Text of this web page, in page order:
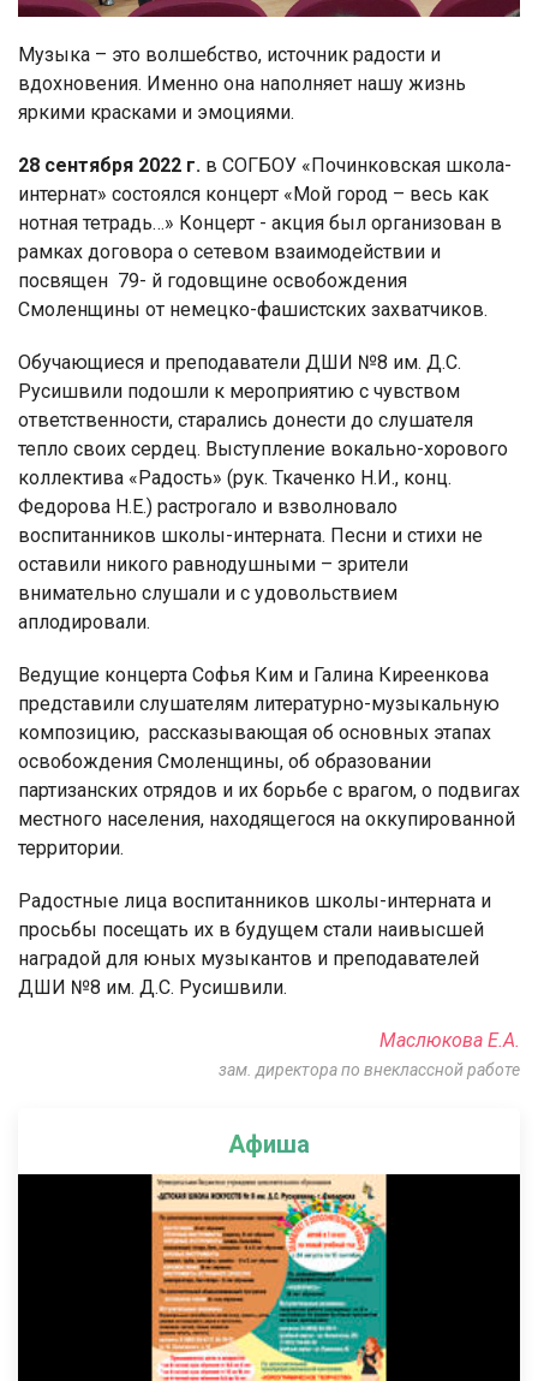
Афиша
Музыка – это волшебство, источник радости и
вдохновения. Именно она наполняет нашу жизнь
яркими красками и эмоциями.
28 сентября 2022 г. в СОГБОУ «Починковская школа-
интернат» состоялся концерт «Мой город – весь как
нотная тетрадь…» Концерт - акция был организован в
рамках договора о сетевом взаимодействии и
посвящен 79- й годовщине освобождения
Смоленщины от немецко-фашистских захватчиков.
Обучающиеся и преподаватели ДШИ №8 им. Д.С.
Русишвили подошли к мероприятию с чувством
ответственности, старались донести до слушателя
тепло своих сердец. Выступление вокально-хорового
коллектива «Радость» (рук. Ткаченко Н.И., конц.
Федорова Н.Е.) растрогало и взволновало
воспитанников школы-интерната. Песни и стихи не
оставили никого равнодушными – зрители
внимательно слушали и с удовольствием
аплодировали.
Ведущие концерта Софья Ким и Галина Киреенкова
представили слушателям литературно-музыкальную
композицию, рассказывающая об основных этапах
освобождения Смоленщины, об образовании
партизанских отрядов и их борьбе с врагом, о подвигах
местного населения, находящегося на оккупированной
территории.
Радостные лица воспитанников школы-интерната и
просьбы посещать их в будущем стали наивысшей
наградой для юных музыкантов и преподавателей
ДШИ №8 им. Д.С. Русишвили.
Маслюкова Е.А.
зам. директора по внеклассной работе